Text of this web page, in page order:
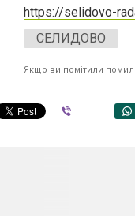
https://selidovo-
СЕЛИДОВО
Якщо ви помітили